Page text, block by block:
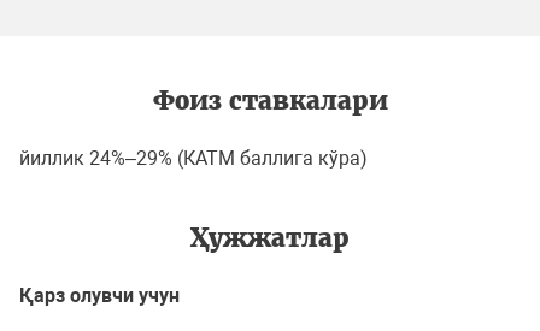
Фоиз ставкалари
йиллик 24%–29% (КАТМ баллига кўра)
Ҳужжатлар
Қарз олувчи учун